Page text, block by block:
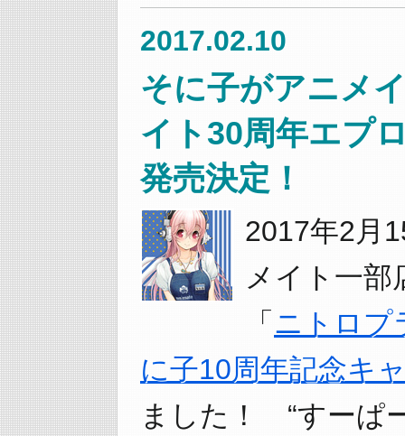
2017.02.10
そに子がアニメ
イト30周年エプ
発売決定！
2017年2月
メイト一
「 ニトロプ
に子10周年記念キ
ました！ “すーぱ